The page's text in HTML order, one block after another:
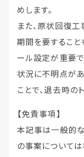
めします。
また、原状回復
期間を要すること
ール設定が重要で
状況に不明点が
ことで、退去時の
【免責事項】
本記事は一般的
の事案について